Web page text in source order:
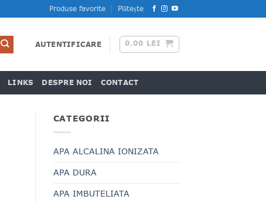
Produse favorite Plătește
AUTENTIFICARE 0.00 LEI
LINKS DESPRE NOI CONTACT
CATEGORII
APA ALCALINA IONIZATA
APA DURA
APA IMBUTELIATA